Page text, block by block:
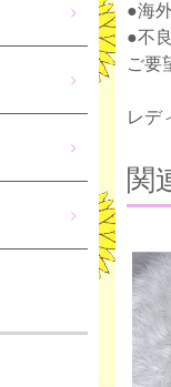
●海
●不
ご要
レ
関